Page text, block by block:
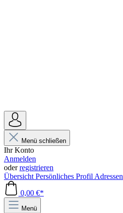
Menü schließen
Ihr Konto
Anmelden
oderregistrieren
Übersicht Persönliches Profil Adressen
0,00 €*
Menü